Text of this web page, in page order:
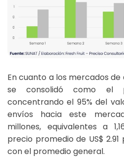
En cuanto a los mercados de
se consolidó como el
concentrando el 95% del
envíos hacia este
millones, equivalentes a
precio promedio de US$
con el promedio general.